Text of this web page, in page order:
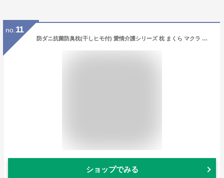
no. 11
防ダニ抗菌防臭枕(干しヒモ付) 愛情介護シリーズ 枕 まくら マクラ 安眠 快眠 寝具 ベッド関連 シニア 介護 介護用品 高齢者 愛情介護 cf
ショップでみる